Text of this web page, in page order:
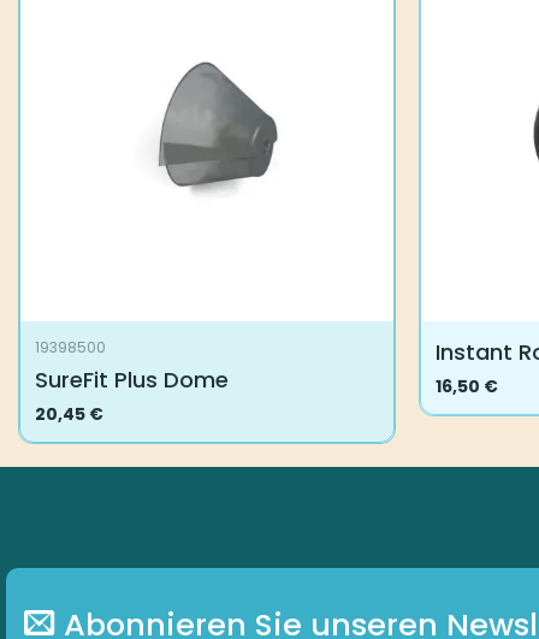
19398500
SureFit Plus Dome
20,45 €
Instant
16,50 €
weist
Die
können
Abonnieren Sie unseren